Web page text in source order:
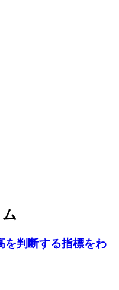
ム
を判断する指標をわ